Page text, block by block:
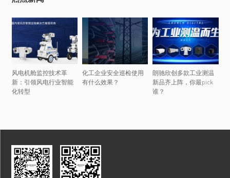
风电机舱监控技术革
新：引领风电行业智能
化转型
化工企业安全巡检使用
有什么效果？
朗驰欣创多款工业测温
新品齐上阵，你最pick
谁？